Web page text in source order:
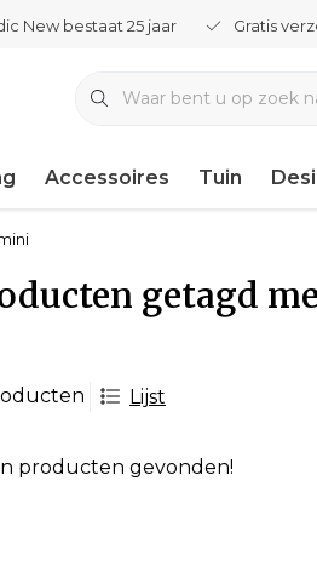
New bestaat 25 jaar Gratis
Accessoires Tuin
getagd
Lijst
producten gevonden!